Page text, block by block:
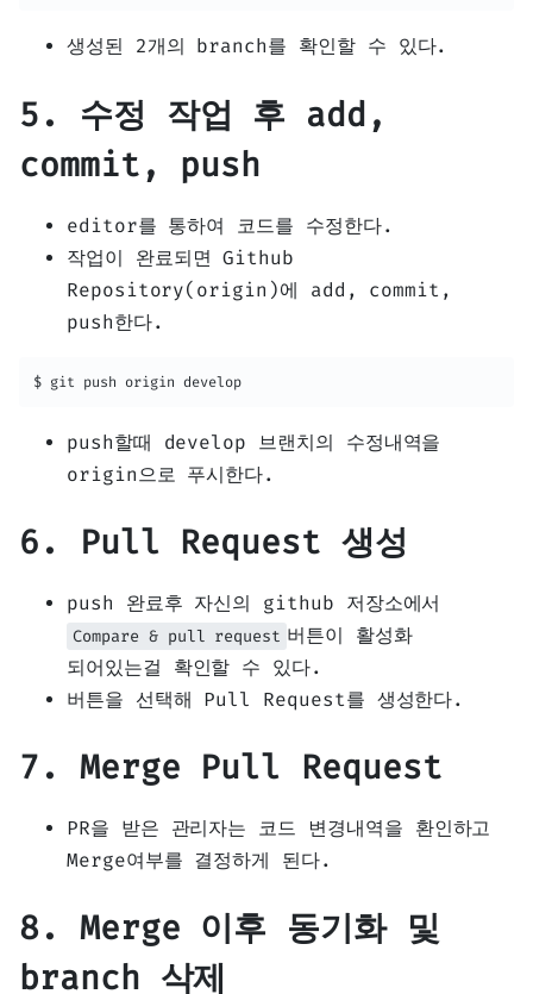
생성된 2개의 branch를 확인할 수 있다.
5. 수정 작업 후 add,
commit, push
editor를 통하여 코드를 수정한다.
작업이 완료되면 Github
Repository(origin)에 add, commit,
push한다.
$ git push origin develop
push할때 develop 브랜치의 수정내역을
origin으로 푸시한다.
6. Pull Request 생성
push 완료후 자신의 github 저장소에서
Compare & pull request 버튼이 활성화
되어있는걸 확인할 수 있다.
버튼을 선택해 Pull Request를 생성한다.
7. Merge Pull Request
PR을 받은 관리자는 코드 변경내역을 환인하고
Merge여부를 결정하게 된다.
8. Merge 이후 동기화 및
branch 삭제